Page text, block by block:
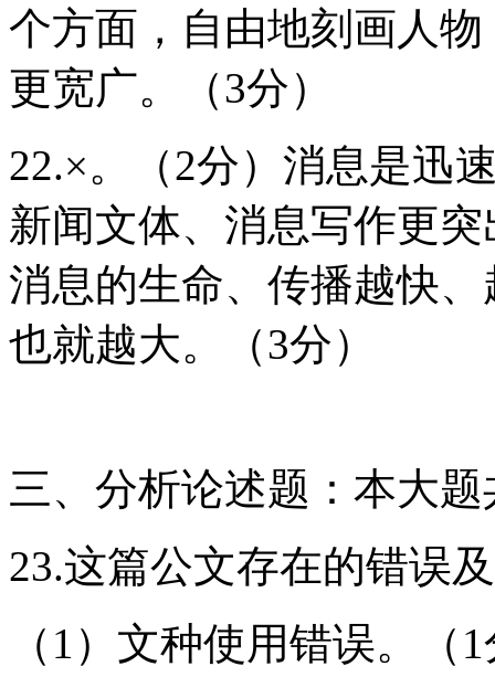
个方面，自由地刻画人
更宽广。（3分）
22.×。（2分）消息是迅
新闻文体、消息写作更
消息的生命、传播越快
也就越大。（3分）
三、分析论述题：本大
23.这篇公文存在的错误
（1）文种使用错误。（